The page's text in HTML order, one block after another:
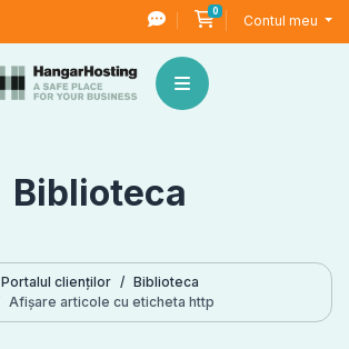
0Coș de cumpărături
Contul meu
Biblioteca
Portalul clienților
Biblioteca
Afișare articole cu eticheta http